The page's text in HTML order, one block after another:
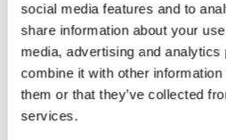
social media features and to
share information about your
media, advertising and
combine it with other information
them or that they’ve collected
services.
THS.ES032
Resorte.